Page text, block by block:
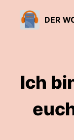
DER
Ich